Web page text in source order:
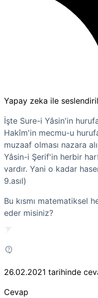
Yapay zeka ile
İşte Sure-i Yâsin'in
Hakîm'in mecmu-u
muzaaf olması nazara
Yâsin-i Şerif'in herbir
vardır. Yani o kadar
9.asıl)
Bu kısmı matematiksel
eder misiniz?
26.02.2021 tarihinde
Cevap